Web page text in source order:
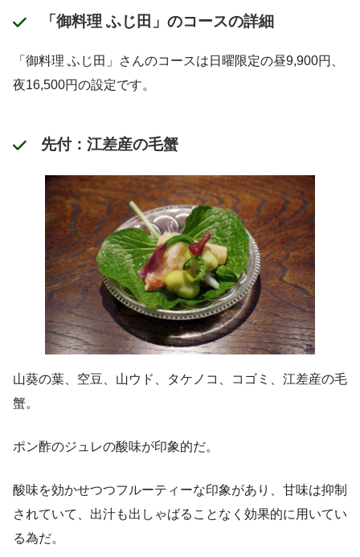
「御料理 ふじ田」のコースの詳細
「御料理 ふじ田」さんのコースは日曜限定の昼9,900円、
夜16,500円の設定です。
先付：江差産の毛蟹
山葵の葉、空豆、山ウド、タケノコ、コゴミ、江差産の毛
蟹。
ポン酢のジュレの酸味が印象的だ。
酸味を効かせつつフルーティーな印象があり、甘味は抑制
されていて、出汁も出しゃばることなく効果的に用いてい
る為だ。